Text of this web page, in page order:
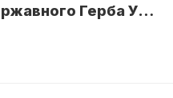
19 лютого – день Державного Герба України 💙💛